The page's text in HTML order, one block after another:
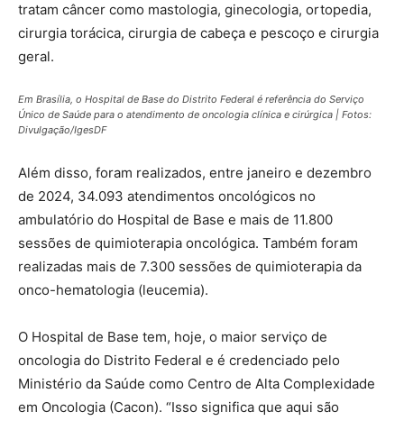
tratam câncer como mastologia, ginecologia, ortopedia,
cirurgia torácica, cirurgia de cabeça e pescoço e cirurgia
geral.
Em Brasília, o Hospital de Base do Distrito Federal é referência do Serviço
Único de Saúde para o atendimento de oncologia clínica e cirúrgica | Fotos:
Divulgação/IgesDF
Além disso, foram realizados, entre janeiro e dezembro
de 2024, 34.093 atendimentos oncológicos no
ambulatório do Hospital de Base e mais de 11.800
sessões de quimioterapia oncológica. Também foram
realizadas mais de 7.300 sessões de quimioterapia da
onco-hematologia (leucemia).
O Hospital de Base tem, hoje, o maior serviço de
oncologia do Distrito Federal e é credenciado pelo
Ministério da Saúde como Centro de Alta Complexidade
em Oncologia (Cacon). “Isso significa que aqui são